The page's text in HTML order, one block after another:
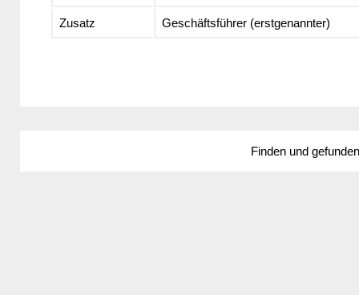
Zusatz Geschäftsführer (erstgenannter)
Finden und